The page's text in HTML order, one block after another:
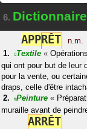
6.
APPRÊT n.m.
#Textile «
qui ont pour but de leur
pour la vente, ou
draps, celle d'être
#Peinture «
muraille avant de
ARRÊT